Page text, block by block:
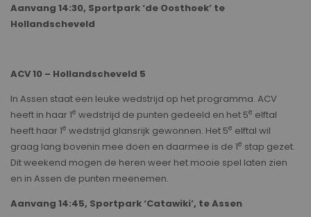
Aanvang 14:30, Sportpark ‘de Oosthoek’ te
Hollandscheveld
ACV 10 – Hollandscheveld 5
In Assen staat een leuke wedstrijd op het programma. ACV
heeft in haar 1e wedstrijd de punten gedeeld en het 5e elftal
heeft haar 1e wedstrijd glansrijk gewonnen. Het 5e elftal wil
graag lang bovenin mee doen en daarmee is de 1e stap gezet.
Dit weekend mogen de heren weer het mooie spel laten zien
en in Assen de punten meenemen.
Aanvang 14:45, Sportpark ‘Catawiki’, te Assen